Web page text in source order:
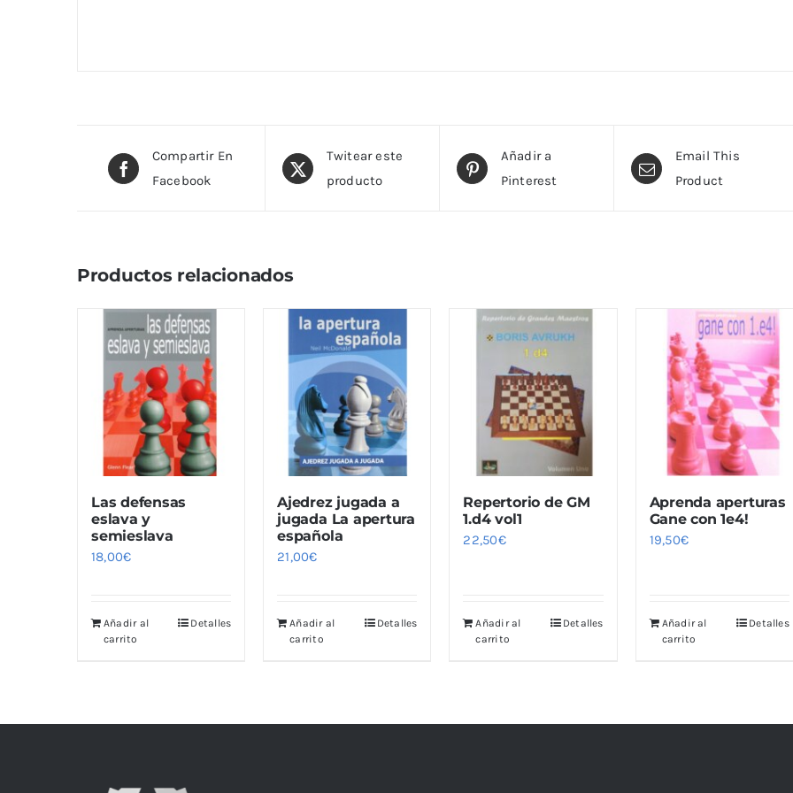
Compartir En
Facebook
Twitear este
producto
Añadir a
Pinterest
Email This
Product
Productos relacionados
Las defensas
eslava y
semieslava
18,00€
Añadir al
carrito
Detalles
Ajedrez jugada a
jugada La apertura
española
21,00€
Añadir al
carrito
Detalles
Repertorio de GM
1.d4 vol1
22,50€
Añadir al
carrito
Detalles
Aprenda aperturas
Gane con 1e4!
19,50€
Añadir al
carrito
Detalles